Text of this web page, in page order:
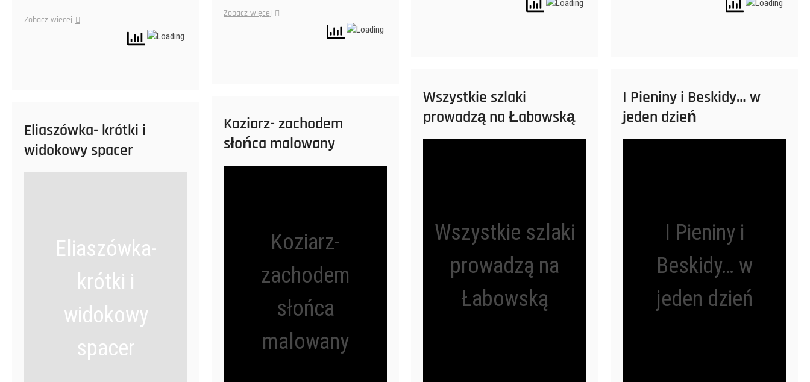
Zobacz więcej
Zobacz więcej
Wszystkie szlaki
prowadzą na Łabowską
Wszystkie szlaki
prowadzą na
Łabowską
I Pieniny i Beskidy… w
jeden dzień
I Pieniny i
Beskidy… w
jeden dzień
Koziarz- zachodem
słońca malowany
Koziarz-
zachodem
słońca
malowany
Eliaszówka- krótki i
widokowy spacer
Eliaszówka-
krótki i
widokowy
spacer